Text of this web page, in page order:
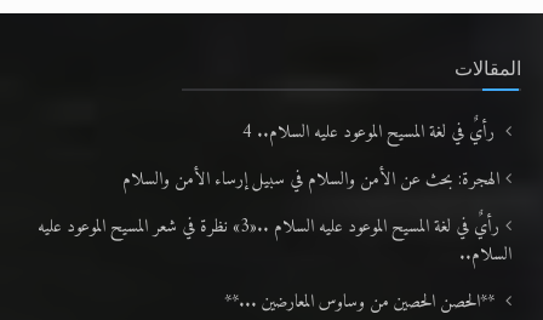
المقالات
رأيٌ في لغة المسيح الموعود عليه السلام.. 4
الهجرة: بحث عن الأمن والسلام في سبيل إرساء الأمن والسلام
رأيٌ في لغة المسيح الموعود عليه السلام ..«3» نظرة في شعر المسيح الموعود عليه
السلام..
**الحصن الحصين من وساوس المعارضين ...**